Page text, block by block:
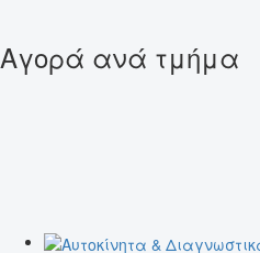
Αγορά ανά τμήμα